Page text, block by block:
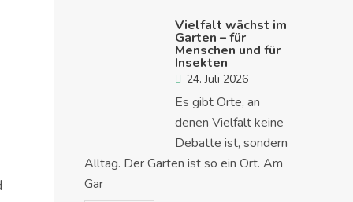
Vielfalt wächst im
Garten – für
Menschen und für
Insekten
24. Juli 2026
Es gibt Orte, an
denen Vielfalt keine
Debatte ist, sondern
Alltag. Der Garten ist so ein Ort. Am
Gar